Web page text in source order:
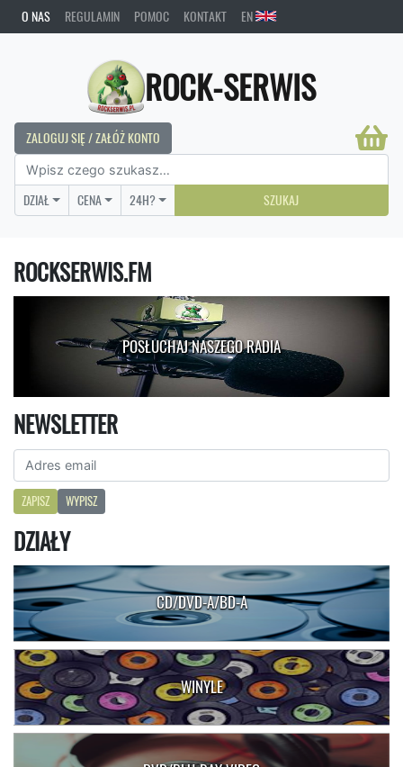
O NAS REGULAMIN POMOC KONTAKT EN
ROCK-SERWIS
ZALOGUJ SIĘ / ZAŁÓŻ KONTO
DZIAŁ CENA 24H? SZUKAJ
ROCKSERWIS.FM
POSŁUCHAJ NASZEGO RADIA
NEWSLETTER
ZAPISZ WYPISZ
DZIAŁY
CD/DVD-A/BD-A
WINYLE